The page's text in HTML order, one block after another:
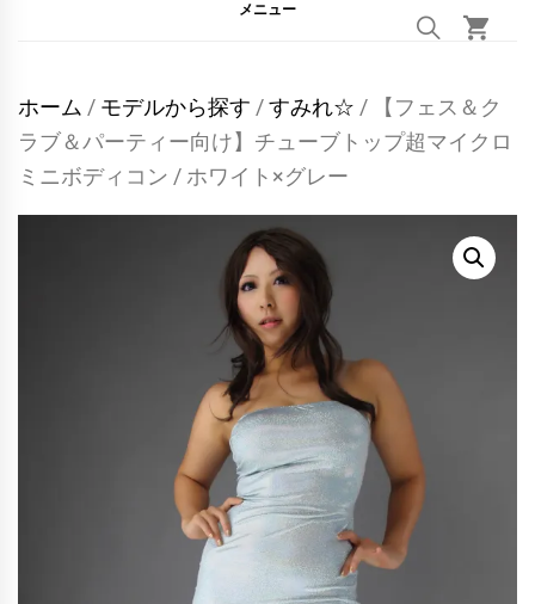
メニュー
ホーム / モデルから探す /すみれ☆ / 【フェス＆ク
ラブ＆パーティー向け】チューブトップ超マイクロ
ミニボディコン / ホワイト×グレー